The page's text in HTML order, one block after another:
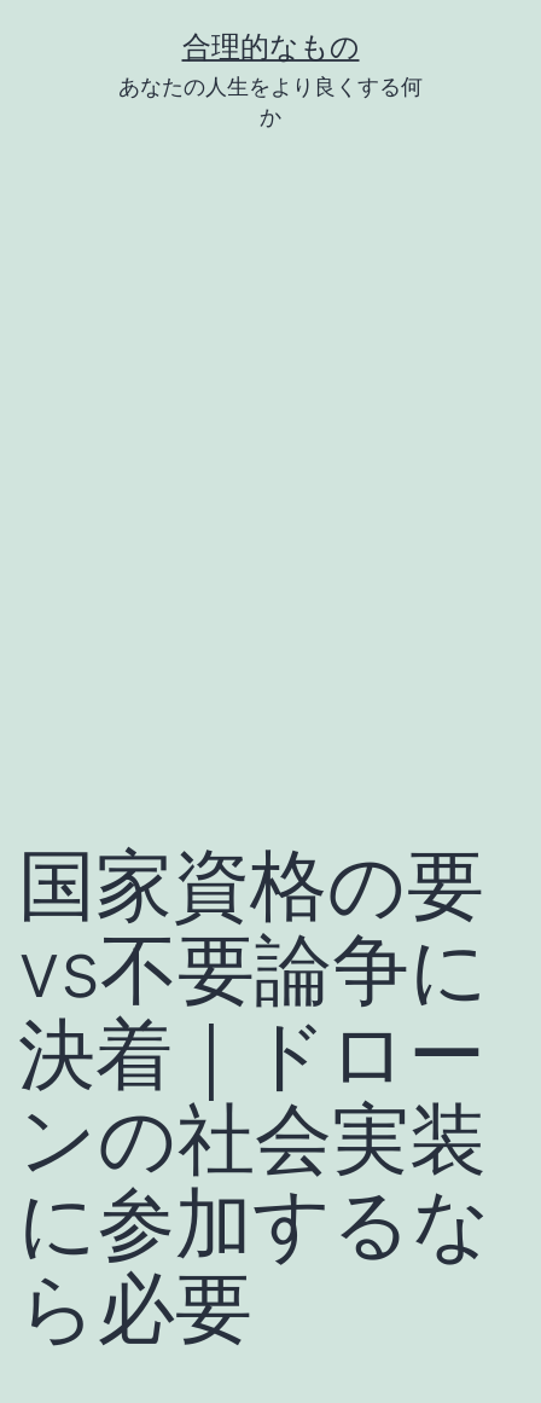
合理的なもの
あなたの人生をより良くする何
か
国家資格の要
vs不要論争に
決着｜ドロー
ンの社会実装
に参加するな
ら必要